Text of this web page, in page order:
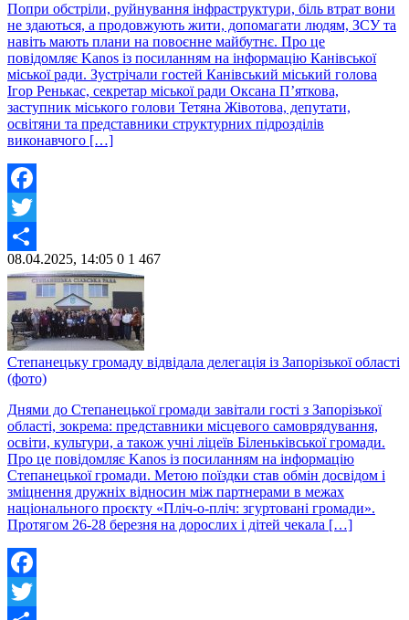
Попри обстріли, руйнування інфраструктури, біль втрат вони
не здаються, а продовжують жити, допомагати людям, ЗСУ та
навіть мають плани на повоєнне майбутнє. Про це
повідомляє Kanos із посиланням на інформацію Канівської
міської ради. Зустрічали гостей Канівський міський голова
Ігор Ренькас, секретар міської ради Оксана П’яткова,
заступник міського голови Тетяна Жівотова, депутати,
освітяни та представники структурних підрозділів
виконавчого […]
Facebook
Twitter
Share
08.04.2025, 14:05 0 1 467
Степанецьку громаду відвідала делегація із Запорізької області
(фото)
Днями до Степанецької громади завітали гості з Запорізької
області, зокрема: представники місцевого самоврядування,
освіти, культури, а також учні ліцеїв Біленьківської громади.
Про це повідомляє Kanos із посиланням на інформацію
Степанецької громади. Метою поїздки став обмін досвідом і
зміцнення дружніх відносин між партнерами в межах
національного проєкту «Пліч-о-пліч: згуртовані громади».
Протягом 26-28 березня на дорослих і дітей чекала […]
Facebook